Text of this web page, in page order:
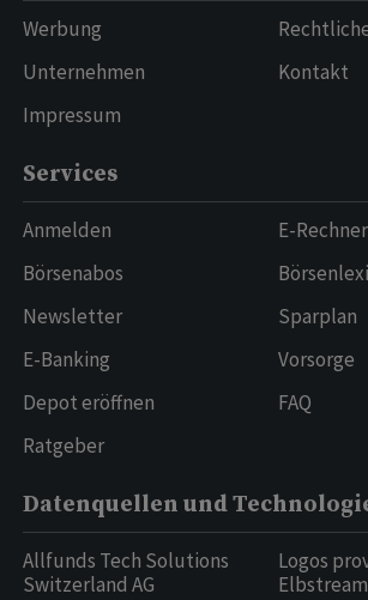
Werbung
Unternehmen
Impressum
Kontakt
Services
Anmelden
Börsenabos
Newsletter
E-Banking
Depot eröffnen
Ratgeber
E-Rechner
Sparplan
Vorsorge
FAQ
Datenquellen und
Allfunds Tech Solutions
Switzerland AG
Logos
Elbstream